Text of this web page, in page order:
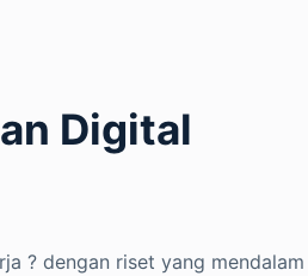
Digital
? dengan riset yang